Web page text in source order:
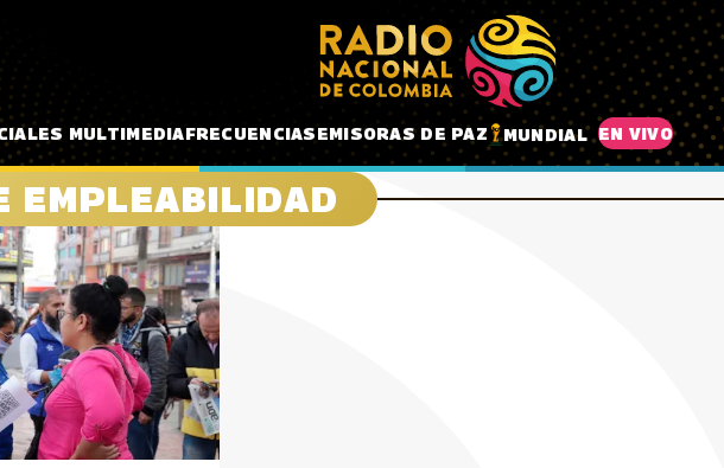
MULTIMEDIAFRECUENCIASEMISORAS DE PAZ MUNDIAL EN VIVO
EMPLEABILIDAD